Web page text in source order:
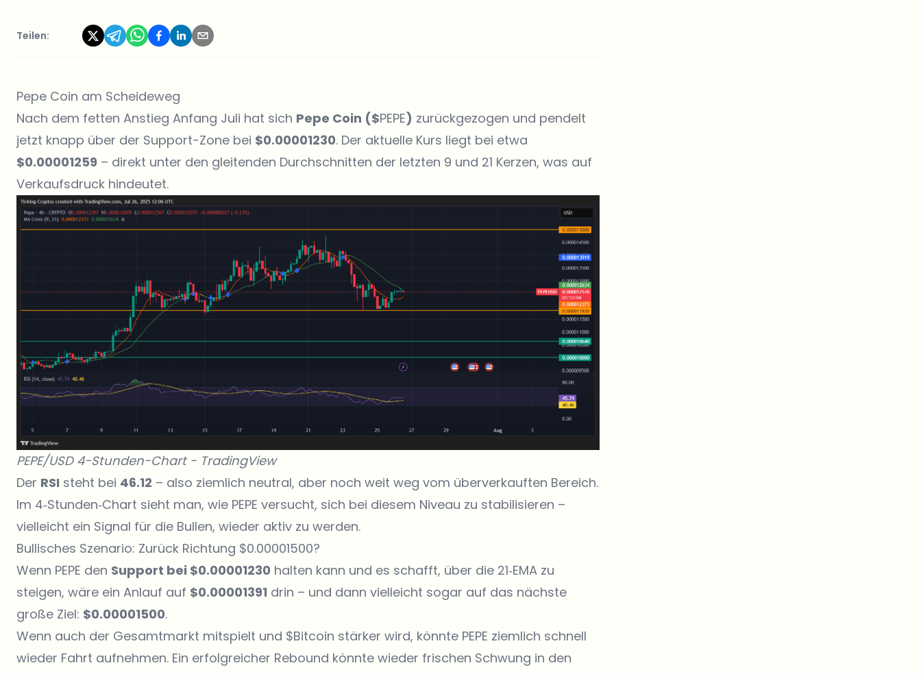
Teilen:
Pepe Coin am Scheideweg
Nach dem fetten Anstieg Anfang Juli hat sich Pepe Coin ($PEPE) zurückgezogen und pendelt
jetzt knapp über der Support-Zone bei $0.00001230. Der aktuelle Kurs liegt bei etwa
$0.00001259 – direkt unter den gleitenden Durchschnitten der letzten 9 und 21 Kerzen, was auf
Verkaufsdruck hindeutet.
PEPE/USD 4-Stunden-Chart - TradingView
Der RSI steht bei 46.12 – also ziemlich neutral, aber noch weit weg vom überverkauften Bereich.
Im 4‑Stunden‑Chart sieht man, wie PEPE versucht, sich bei diesem Niveau zu stabilisieren –
vielleicht ein Signal für die Bullen, wieder aktiv zu werden.
Bullisches Szenario: Zurück Richtung $0.00001500?
Wenn PEPE den Support bei $0.00001230 halten kann und es schafft, über die 21‑EMA zu
steigen, wäre ein Anlauf auf $0.00001391 drin – und dann vielleicht sogar auf das nächste
große Ziel: $0.00001500.
Wenn auch der Gesamtmarkt mitspielt und $Bitcoin stärker wird, könnte PEPE ziemlich schnell
wieder Fahrt aufnehmen. Ein erfolgreicher Rebound könnte wieder frischen Schwung in den